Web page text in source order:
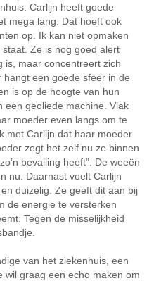
Carlijn heeft goede
mega lang. Dat hoeft ook
op. Ik kan niet opmaken
Ze is nog goed alert
is, maar concentreert zich
een goede sfeer in de
is op de hoogte van hun
een geoliede machine. Vlak
moeder even langs om te
met Carlijn dat haar moeder
zegt het zelf nu ze binnen
bevalling heeft”. De weeën
nu. Daarnast voelt Carlijn
duizelig. Ze geeft dit aan bij
de energie te versterken
Tegen de misselijkheid
van het ziekenhuis, een
wil graag een echo maken om